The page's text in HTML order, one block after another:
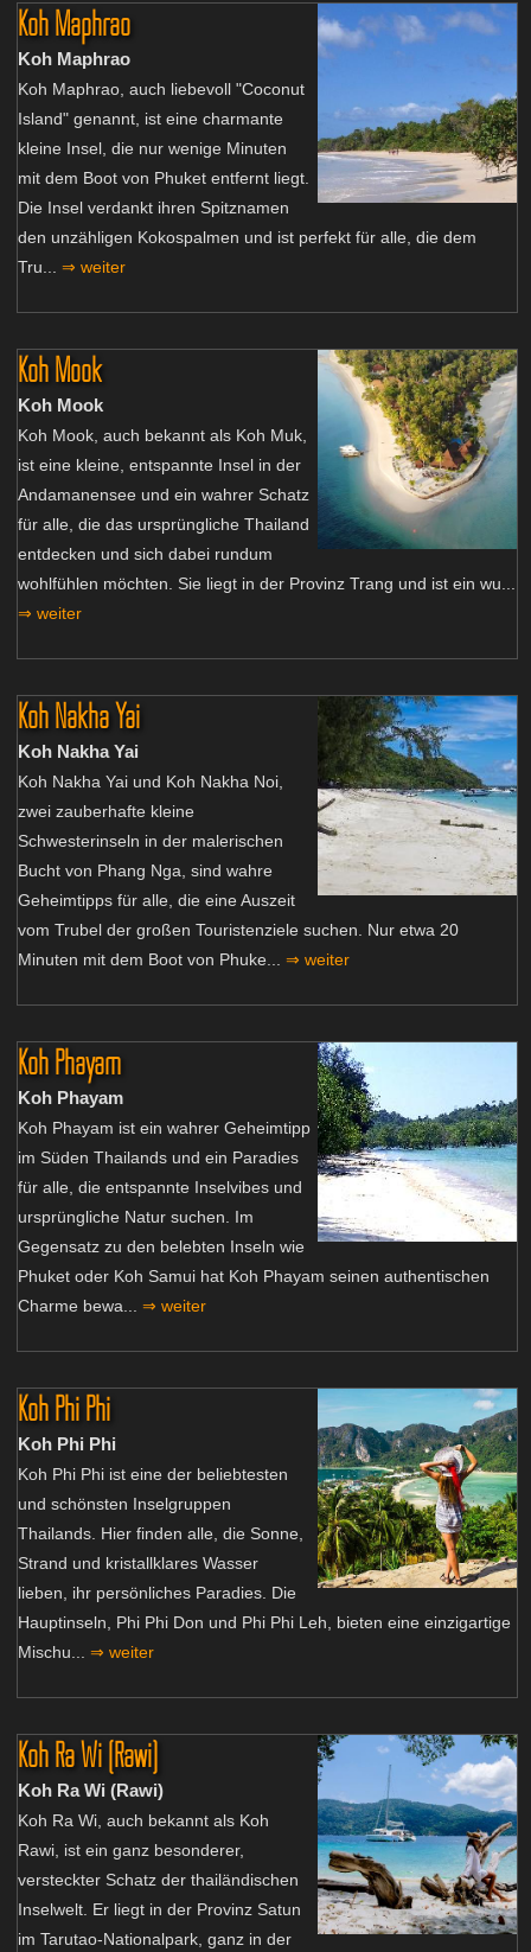
Koh Maphrao
Koh Maphrao
Koh Maphrao, auch liebevoll "Coconut
Island" genannt, ist eine charmante
kleine Insel, die nur wenige Minuten
mit dem Boot von Phuket entfernt liegt.
Die Insel verdankt ihren Spitznamen
den unzähligen Kokospalmen und ist perfekt für alle, die dem
Tru... ⇒ weiter
Koh Mook
Koh Mook
Koh Mook, auch bekannt als Koh Muk,
ist eine kleine, entspannte Insel in der
Andamanensee und ein wahrer Schatz
für alle, die das ursprüngliche Thailand
entdecken und sich dabei rundum
wohlfühlen möchten. Sie liegt in der Provinz Trang und ist ein wu...
⇒ weiter
Koh Nakha Yai
Koh Nakha Yai
Koh Nakha Yai und Koh Nakha Noi,
zwei zauberhafte kleine
Schwesterinseln in der malerischen
Bucht von Phang Nga, sind wahre
Geheimtipps für alle, die eine Auszeit
vom Trubel der großen Touristenziele suchen. Nur etwa 20
Minuten mit dem Boot von Phuke... ⇒ weiter
Koh Phayam
Koh Phayam
Koh Phayam ist ein wahrer Geheimtipp
im Süden Thailands und ein Paradies
für alle, die entspannte Inselvibes und
ursprüngliche Natur suchen. Im
Gegensatz zu den belebten Inseln wie
Phuket oder Koh Samui hat Koh Phayam seinen authentischen
Charme bewa... ⇒ weiter
Koh Phi Phi
Koh Phi Phi
Koh Phi Phi ist eine der beliebtesten
und schönsten Inselgruppen
Thailands. Hier finden alle, die Sonne,
Strand und kristallklares Wasser
lieben, ihr persönliches Paradies. Die
Hauptinseln, Phi Phi Don und Phi Phi Leh, bieten eine einzigartige
Mischu... ⇒ weiter
Koh Ra Wi (Rawi)
Koh Ra Wi (Rawi)
Koh Ra Wi, auch bekannt als Koh
Rawi, ist ein ganz besonderer,
versteckter Schatz der thailändischen
Inselwelt. Er liegt in der Provinz Satun
im Tarutao-Nationalpark, ganz in der